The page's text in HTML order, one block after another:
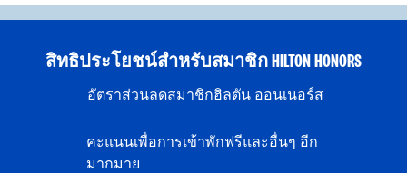
สิทธิประโยชน์สำหรับสมาชิก HILTON HONORS
อัตราส่วนลดสมาชิกฮิลตัน ออนเนอร์ส
คะแนนเพื่อการเข้าพักฟรีและอื่นๆ อีก
มากมาย